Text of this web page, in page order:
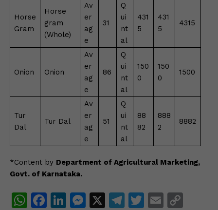
Horse
Gram
Horse
gram
(Whole)
Av
er
ag
e
31
Q
ui
nt
al
431
5
431
5
4315
Onion Onion
Av
er
ag
e
86
Q
ui
nt
al
150
0
150
0
1500
Tur
Dal
Tur Dal
Av
er
ag
e
51
Q
ui
nt
al
88
82
888
2
8882
*Content by Department of Agricultural Marketing,
Govt. of Karnataka.
W F
Li
M
X
T
T
E